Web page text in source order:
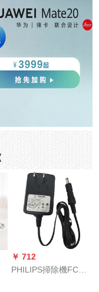
￥ 712
PHILIPS掃除機FC